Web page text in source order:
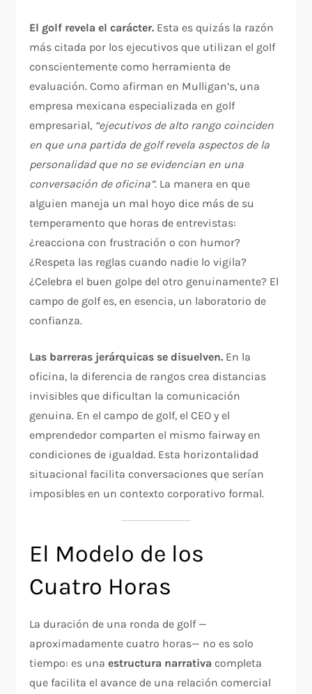
El golf revela el carácter. Esta es quizás la razón
más citada por los ejecutivos que utilizan el golf
conscientemente como herramienta de
evaluación. Como afirman en Mulligan’s, una
empresa mexicana especializada en golf
empresarial, “ejecutivos de alto rango coinciden
en que una partida de golf revela aspectos de la
personalidad que no se evidencian en una
conversación de oficina”. La manera en que
alguien maneja un mal hoyo dice más de su
temperamento que horas de entrevistas:
¿reacciona con frustración o con humor?
¿Respeta las reglas cuando nadie lo vigila?
¿Celebra el buen golpe del otro genuinamente? El
campo de golf es, en esencia, un laboratorio de
confianza.
Las barreras jerárquicas se disuelven. En la
oficina, la diferencia de rangos crea distancias
invisibles que dificultan la comunicación
genuina. En el campo de golf, el CEO y el
emprendedor comparten el mismo fairway en
condiciones de igualdad. Esta horizontalidad
situacional facilita conversaciones que serían
imposibles en un contexto corporativo formal.
El Modelo de los
Cuatro Horas
La duración de una ronda de golf —
aproximadamente cuatro horas— no es solo
tiempo: es unaestructura narrativa completa
que facilita el avance de una relación comercial